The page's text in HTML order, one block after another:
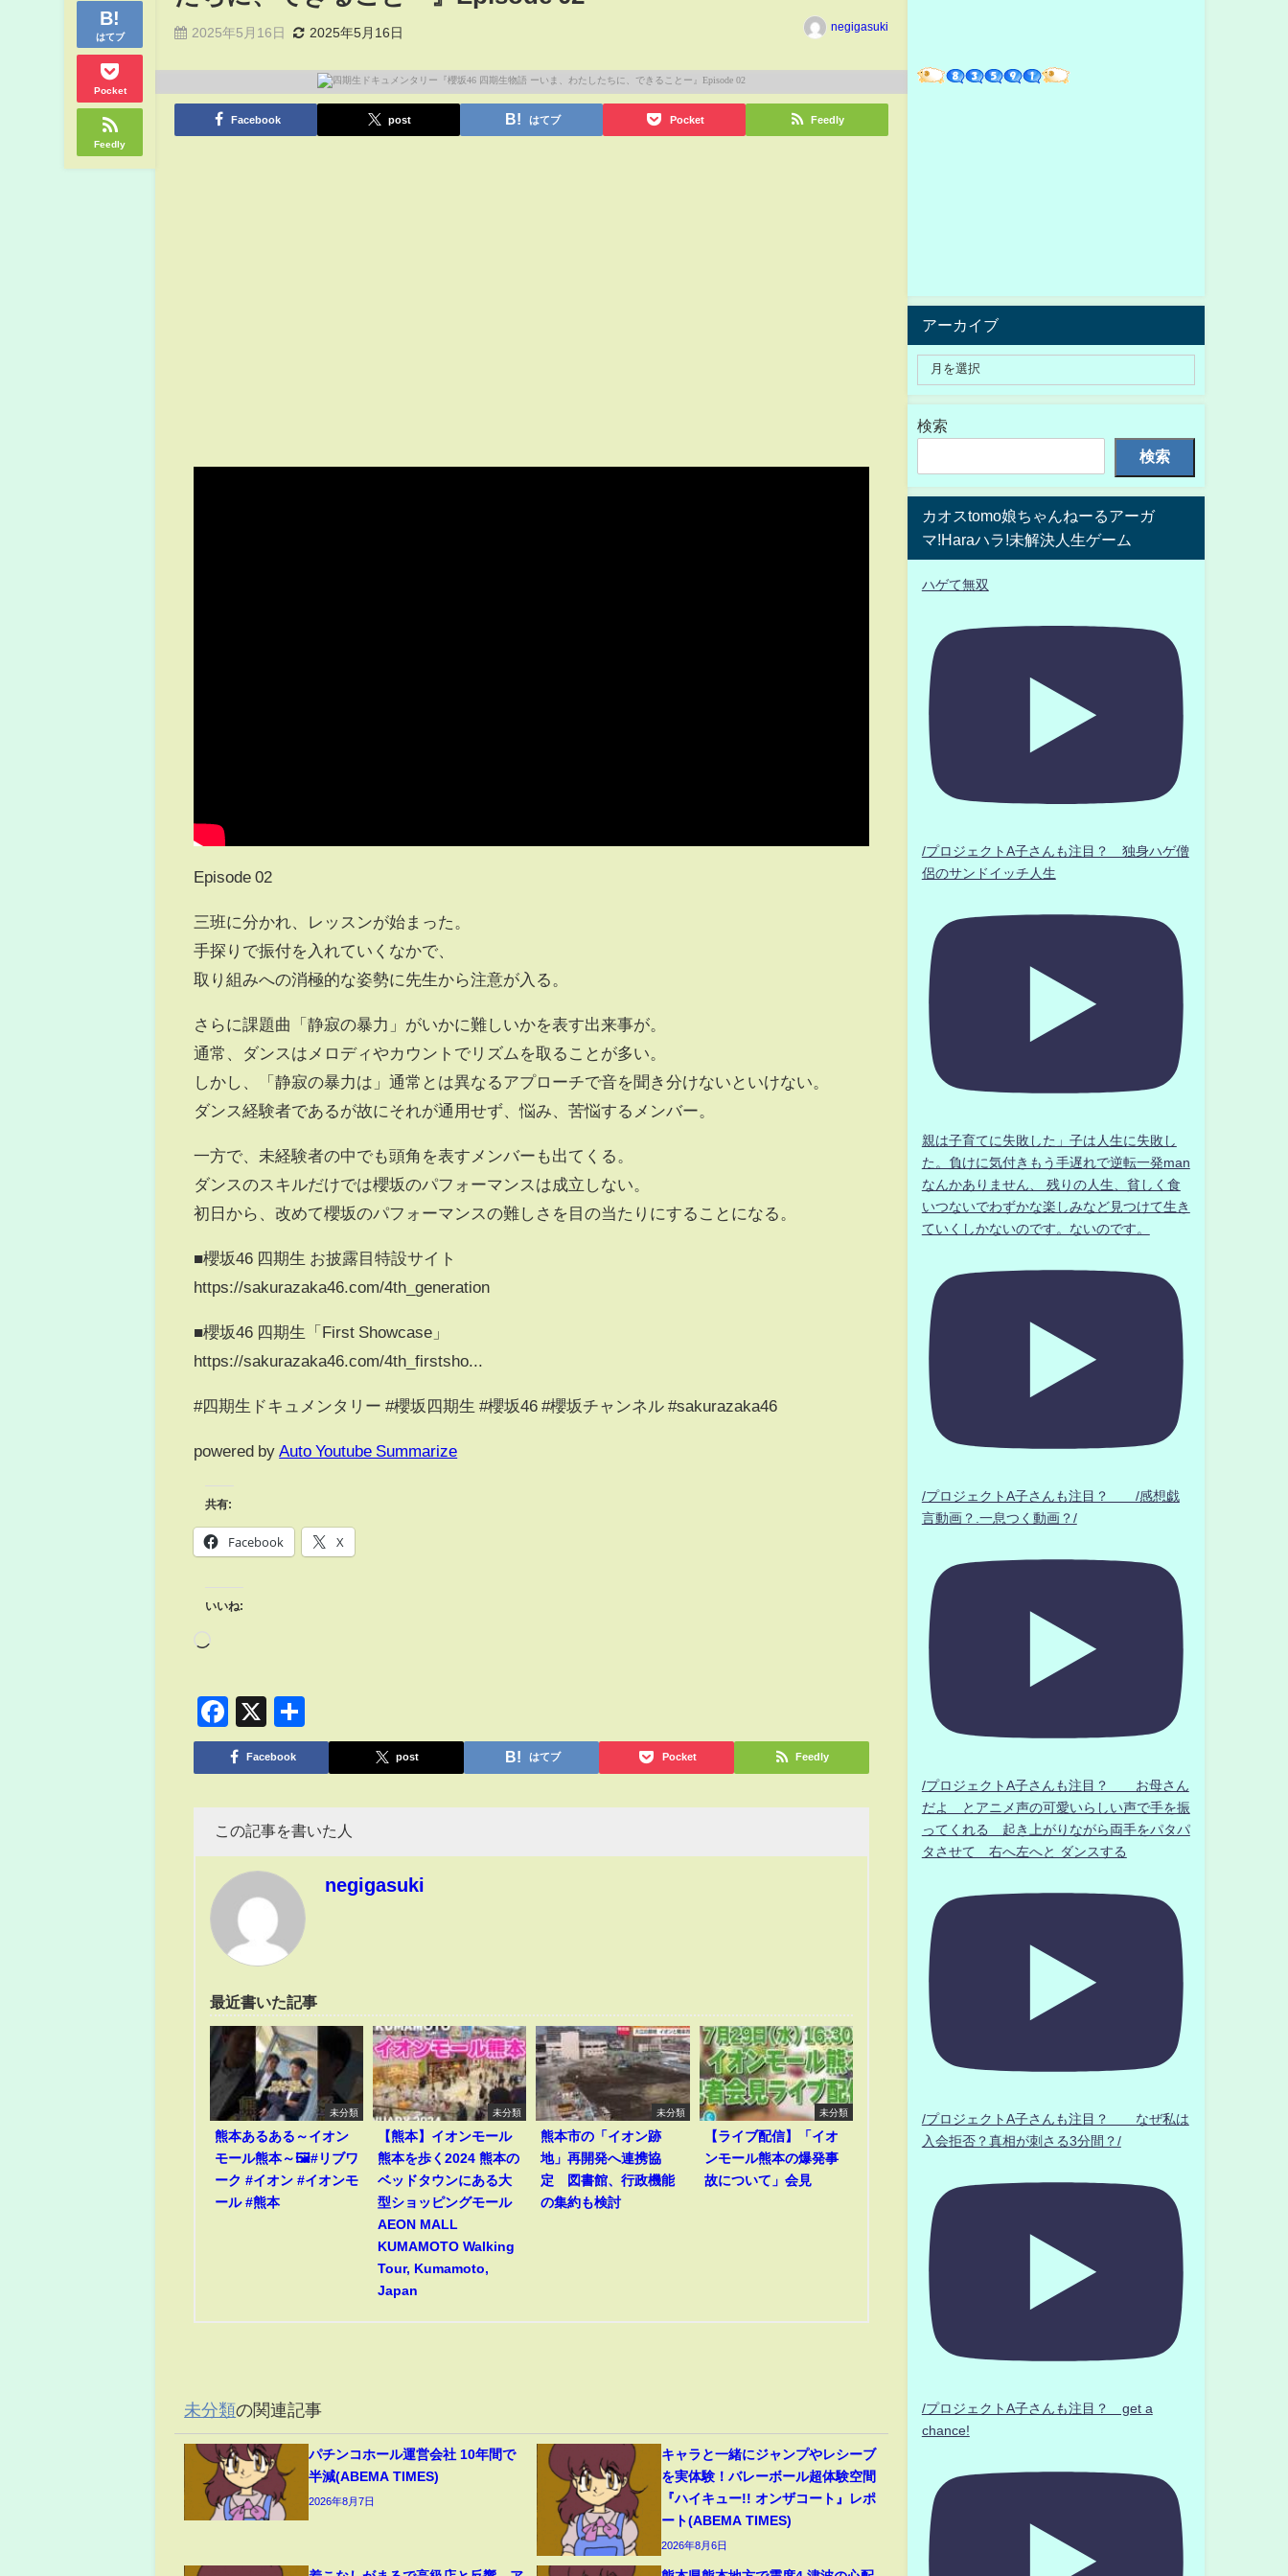
はてブ
Pocket
Feedly
2025年5月16日 2025年5月16日 negigasuki
Facebook post はてブ Pocket Feedly
Episode 02
三班に分かれ、レッスンが始まった。
手探りで振付を入れていくなかで、
取り組みへの消極的な姿勢に先生から注意が入る。
さらに課題曲「静寂の暴力」がいかに難しいかを表す出来事が。
通常、ダンスはメロディやカウントでリズムを取ることが多い。
しかし、「静寂の暴力は」通常とは異なるアプローチで音を聞き分けないといけない。
ダンス経験者であるが故にそれが通用せず、悩み、苦悩するメンバー。
一方で、未経験者の中でも頭角を表すメンバーも出てくる。
ダンスのスキルだけでは櫻坂のパフォーマンスは成立しない。
初日から、改めて櫻坂のパフォーマンスの難しさを目の当たりにすることになる。
■櫻坂46 四期生 お披露目特設サイト
https://sakurazaka46.com/4th_generation
■櫻坂46 四期生「First Showcase」
https://sakurazaka46.com/4th_firstsho...
#四期生ドキュメンタリー #櫻坂四期生 #櫻坂46 #櫻坂チャンネル #sakurazaka46
powered by Auto Youtube Summarize
共有:
Facebook X
いいね:
Facebook
X
有
Facebook post はてブ Pocket Feedly
この記事を書いた人
negigasuki
最近書いた記事
未分類
熊本あるある～イオン
モール熊本～🖼️#リブワ
ーク #イオン #イオンモ
ール #熊本
未分類
【熊本】イオンモール
熊本を歩く2024 熊本の
ベッドタウンにある大
型ショッピングモール
AEON MALL
KUMAMOTO Walking
Tour, Kumamoto,
Japan
未分類
熊本市の「イオン跡
地」再開発へ連携協
定 図書館、行政機能
の集約も検討
未分類
【ライブ配信】「イオ
ンモール熊本の爆発事
故について」会見
未分類の関連記事
パチンコホール運営会社 10年間で
半減(ABEMA TIMES)
2026年8月7日
キャラと一緒にジャンプやレシーブ
を実体験！バレーボール超体験空間
『ハイキュー!! オンザコート』レポ
ート(ABEMA TIMES)
2026年8月6日
アーカイブ
検索
検索
カオスtomo娘ちゃんねーるアーガ
マ!Haraハラ!未解決人生ゲーム
ハゲて無双
/プロジェクトA子さんも注目？ 独身ハゲ僧
侶のサンドイッチ人生
親は子育てに失敗した」子は人生に失敗し
た。負けに気付きもう手遅れで逆転一発man
なんかありません、 残りの人生、貧しく食
いつないでわずかな楽しみなど見つけて生き
ていくしかないのです。ないのです。
/プロジェクトA子さんも注目？ /感想戯
言動画？.一息つく動画？/
/プロジェクトA子さんも注目？ お母さん
だよ とアニメ声の可愛いらしい声で手を振
ってくれる 起き上がりながら両手をパタパ
タさせて 右へ左へと ダンスする
/プロジェクトA子さんも注目？ なぜ私は
入会拒否？真相が刺さる3分間？/
/プロジェクトA子さんも注目？ get a
chance!